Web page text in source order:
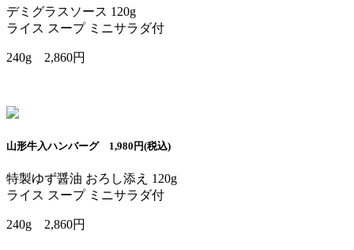
デミグラスソース 120g
ライス スープ ミニサラダ付
240g 2,860円
山形牛入ハンバーグ 1,980円(税込)
特製ゆず醤油 おろし添え 120g
ライス スープ ミニサラダ付
240g 2,860円